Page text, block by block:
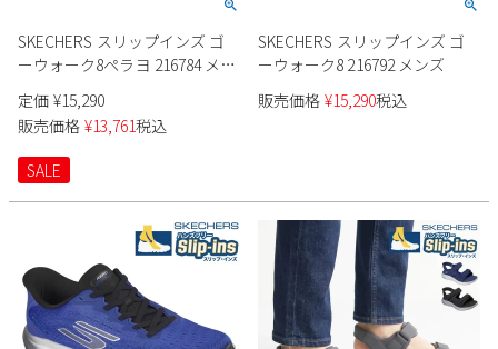
ウェア
Parade
SKECHERS
new balance
puma
ブーツ
ウェア
Parade
SKECHERS
GAP
EDWIN
Parade
SKECHERS
new balance
瞬足
ボディバッグ
ビジネスバッグ
トートバッグ
ショルダーバッグ
財布
ケア用品
雑貨
店舗一覧
ご利用ガイド
お問い合わせ
メルマガ購買
SKECHERS スリップインズ ゴ
ーウォーク8ペラヨ 216784 メン
ズ
定価 ¥15,290
販売価格 ¥13,761税込
SALE
SKECHERS スリップインズ ゴ
ーウォーク8 216792 メンズ
販売価格 ¥15,290税込